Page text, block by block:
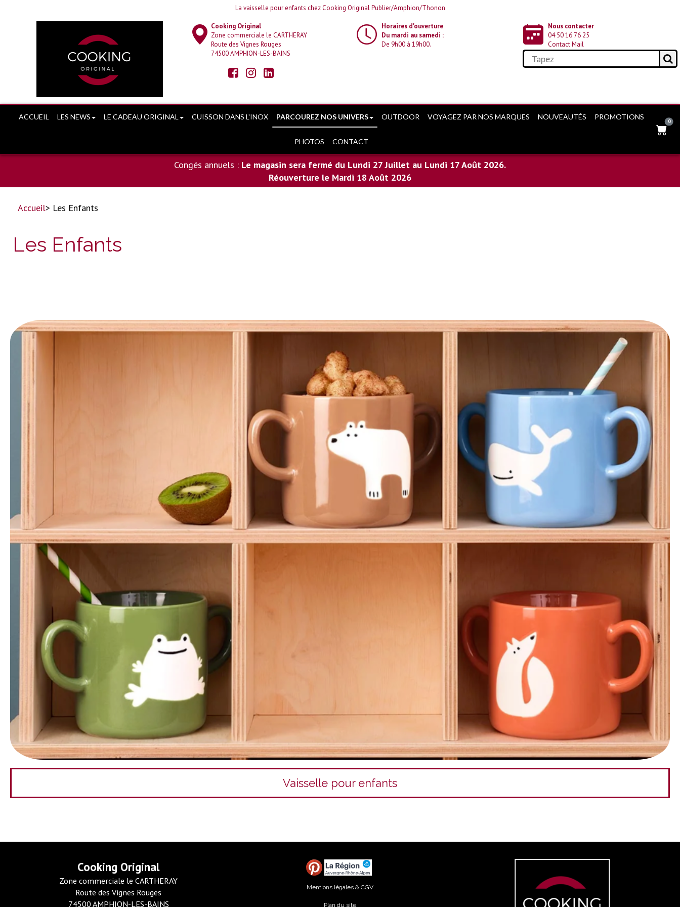
La vaisselle pour enfants chez Cooking Original Publier/Amphion/Thonon
Cooking Original
Zone commerciale le CARTHERAY
Route des Vignes Rouges
74500 AMPHION-LES-BAINS
Horaires d'ouverture
Du mardi au samedi :
De 9h00 à 19h00.
Nous contacter
04 50 16 76 25
Contact Mail
ACCUEIL LES NEWS LE CADEAU ORIGINAL CUISSON DANS L'INOX PARCOUREZ NOS UNIVERS OUTDOOR VOYAGEZ PAR NOS MARQUES NOUVEAUTÉS PROMOTIONS
PHOTOS CONTACT
0
Congés annuels : Le magasin sera fermé du Lundi 27 Juillet au Lundi 17 Août 2026.
Réouverture le Mardi 18 Août 2026
Accueil> Les Enfants
Les Enfants
Vaisselle pour enfants
Cooking Original
Zone commerciale le CARTHERAY
Route des Vignes Rouges
74500 AMPHION-LES-BAINS
Mentions légales & CGV
Plan du site